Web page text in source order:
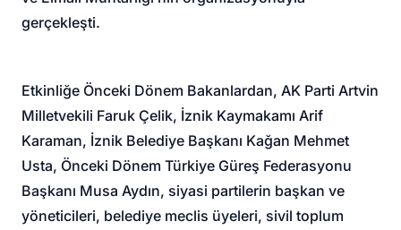
gerçekleşti.
Etkinliğe Önceki Dönem Bakanlardan, AK Parti Artvin
Milletvekili Faruk Çelik, İznik Kaymakamı Arif
Karaman, İznik Belediye Başkanı Kağan Mehmet
Usta, Önceki Dönem Türkiye Güreş Federasyonu
Başkanı Musa Aydın, siyasi partilerin başkan ve
yöneticileri, belediye meclis üyeleri, sivil toplum